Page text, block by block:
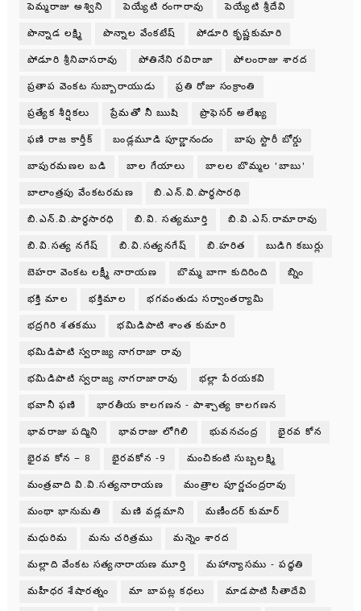
పెమ్మరాజు అశ్విని పెయ్యేటి రంగారావు పెయ్యేటి శ్రీదేవి
పొన్నాడ లక్ష్మి పొన్నాల వేంకటేష్ పోడూరి కృష్ణకుమారి
పోడూరి శ్రీనివాసరావు పోతినేని రవిరాజా పోలంరాజు శారద
ప్రతాప వెంకట సుబ్బారాయుడు ప్రతి రోజు సంక్రాంతి
ప్రత్యేక శీర్షికలు ప్రేమతో నీ ఋషి ప్రొఫెసర్ అలేఖ్య
ఫణి రాజ కార్తీక్ బండ్లమూడి పూర్ణానందం బాపు స్టొరీ బోర్డు
బాపురమణల బడి బాల గేయాలు బాలల బొమ్మల 'బాబు'
బాలాంత్రపు వేంకటరమణ బి.ఎన్.వి.పార్థసారథి
బి.ఎన్.వి.పార్ధసారధి బి.వి. సత్యమూర్తి బి.వి.ఎస్.రామారావు
బి.వి.సత్య నగేష్ బి.వి.సత్యనగేష్ బి.హరిత బుడిగి కబుర్లు
బెహరా వెంకట లక్ష్మీ నారాయణ బొమ్మ బాగా కుదిరింది బ్నిం
భక్తి మాల భక్తిమాల భగవంతుడు సర్వాంతర్యామి
భద్రగిరి శతకము భమిడిపాటి శాంత కుమారి
భమిడిపాటి స్వరాజ్య నాగరాజా రావు
భమిడిపాటి స్వరాజ్య నాగరాజారావు భల్లా పేరయకవి
భవానీ ఫణి భారతీయ కాలగణన - పాశ్చాత్య కాలగణన
భావరాజు పద్మిని భావరాజు లోగిలి భువనచంద్ర భైరవ కోన
భైరవ కోన – 8 భైరవకోన -9 మంచికంటి సుబ్బలక్ష్మి
మంత్రవాది వి.వి.సత్యనారాయణ మంత్రాల పూర్ణచంద్రరావు
మంథా భానుమతి మణి వడ్లమాని మణీందర్ కుమార్
మధురిమ మను చరిత్రము మన్నెం శారద
మల్లాది వేంకట సత్యనారాయణ మూర్తి మహాన్యాసము - పధ్ధతి
మహీధర శేషారత్నం మా బాపట్ల కధలు మాడపాటి సీతాదేవి